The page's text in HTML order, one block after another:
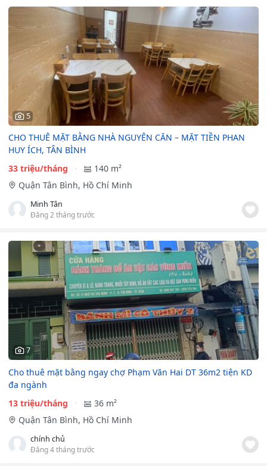
5
CHO THUÊ MẶT BẰNG NHÀ NGUYÊN CĂN – MẶT TIỀN PHAN
HUY ÍCH, TÂN BÌNH
33 triệu/tháng
140 m²
Quận Tân Bình, Hồ Chí Minh
Minh Tân
Đăng 2 tháng trước
7
Cho thuê mặt bằng ngay chợ Phạm Văn Hai DT 36m2 tiện KD
đa ngành
13 triệu/tháng
36 m²
Quận Tân Bình, Hồ Chí Minh
chính chủ
Đăng 4 tháng trước